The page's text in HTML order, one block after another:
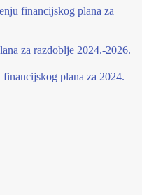
financijskog plana za
za razdoblje 2024.-2026.
plana za 2024.